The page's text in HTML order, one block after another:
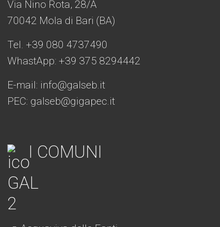
Via Nino Rota, 28/A
70042 Mola di Bari (BA)
Tel. +39 080 4737490
WhastApp: +39 375 8294442
E-mail: info@galseb.it
PEC: galseb@gigapec.it
I COMUNI